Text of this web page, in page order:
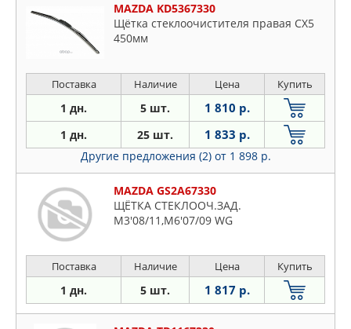
MAZDA KD5367330
Щётка стеклоочистителя правая CX5
450мм
Поставка Наличие Цена Купить
1 дн. 5 шт. 1 810 р.
1 дн. 25 шт. 1 833 р.
Другие предложения (2) от 1 898 р.
MAZDA GS2A67330
ЩЁТКА СТЕКЛООЧ.ЗАД.
M3'08/11,M6'07/09 WG
Поставка Наличие Цена Купить
1 дн. 5 шт. 1 817 р.